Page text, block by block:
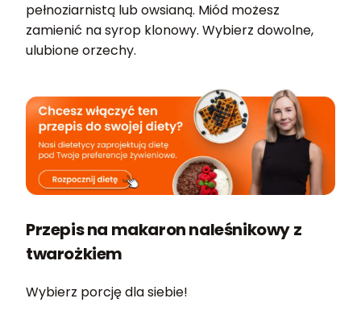
pełnoziarnistą lub owsianą. Miód możesz
zamienić na syrop klonowy. Wybierz dowolne,
ulubione orzechy.
Przepis na makaron naleśnikowy z
twarożkiem
Wybierz porcję dla siebie!